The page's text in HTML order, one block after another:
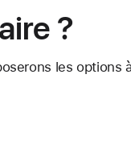
?
les options